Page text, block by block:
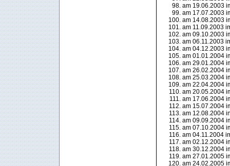
am 19.06.2003
am 17.07.2003
am 14.08.2003
am 11.09.2003
am 09.10.2003
am 06.11.2003
am 04.12.2003
am 01.01.2004
am 29.01.2004
am 26.02.2004
am 25.03.2004
am 22.04.2004
am 20.05.2004
am 17.06.2004
am 15.07.2004
am 12.08.2004
am 09.09.2004
am 07.10.2004
am 04.11.2004
am 02.12.2004
am 30.12.2004
am 27.01.2005
am 24.02.2005